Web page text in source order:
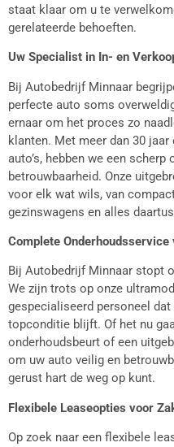
staat klaar om u te
gerelateerde behoeften.
Uw Specialist in In- en
Bij Autobedrijf Minnaar
perfecte auto soms
ernaar om het proces zo
klanten. Met meer dan 30
auto’s, hebben we een
betrouwbaarheid. Onze
voor elk wat wils, van
gezinswagens en alles
Complete Onderhoudsservice
Bij Autobedrijf Minnaar stopt
We zijn trots op onze
gespecialiseerd personeel
topconditie blijft. Of het nu
onderhoudsbeurt of een
om uw auto veilig en
gerust hart de weg op kunt.
Flexibele Leaseopties voor
Op zoek naar een flexibele